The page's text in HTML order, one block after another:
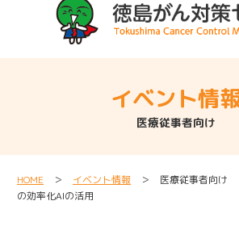
イベント情
医療従事者向け
HOME ＞ イベント情報 ＞ 医療従事者向け
の効率化AIの活用